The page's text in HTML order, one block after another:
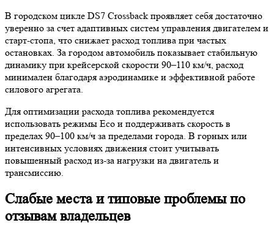
В городском цикле DS7 Crossback проявляет себя достаточно
уверенно за счет адаптивных систем управления двигателем и
старт-стопа, что снижает расход топлива при частых
остановках. За городом автомобиль показывает стабильную
динамику при крейсерской скорости 90–110 км/ч, расход
минимален благодаря аэродинамике и эффективной работе
силового агрегата.
Для оптимизации расхода топлива рекомендуется
использовать режимы Eco и поддерживать скорость в
пределах 90–100 км/ч за пределами города. В горных или
интенсивных условиях движения стоит учитывать
повышенный расход из-за нагрузки на двигатель и
трансмиссию.
Слабые места и типовые проблемы по
отзывам владельцев